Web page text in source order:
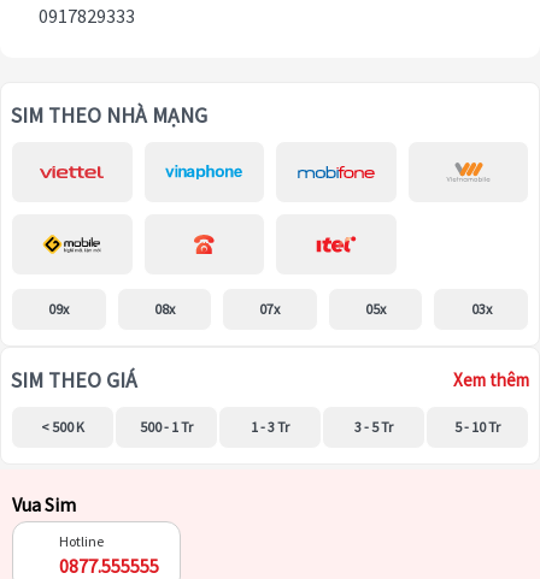
0917829333
SIM THEO NHÀ MẠNG
09x 08x 07x 05x 03x
SIM THEO GIÁ Xem thêm
< 500 K 500 - 1 Tr 1 - 3 Tr 3 - 5 Tr 5 - 10 Tr
Vua Sim
Hotline
0877.555555